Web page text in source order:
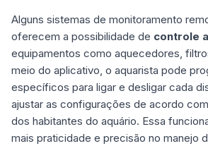
Alguns sistemas de monitoramento
oferecem a possibilidade de controle
equipamentos como aquecedores,
meio do aplicativo, o aquarista pode
específicos para ligar e desligar cada
ajustar as configurações de acordo
dos habitantes do aquário. Essa
mais praticidade e precisão no manejo